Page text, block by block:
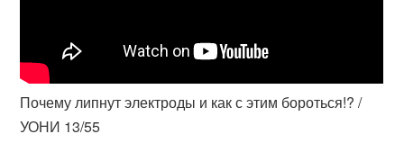
Почему липнут электроды и как с этим бороться!? /
УОНИ 13/55